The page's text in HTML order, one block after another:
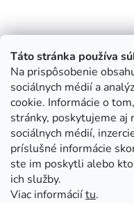
Táto stránka používa
Na prispôsobenie
sociálnych médií a
cookie. Informácie o
stránky, poskytujeme aj
sociálnych médií,
príslušné informácie
ste im poskytli alebo
ich služby.
Viac informáciítu.